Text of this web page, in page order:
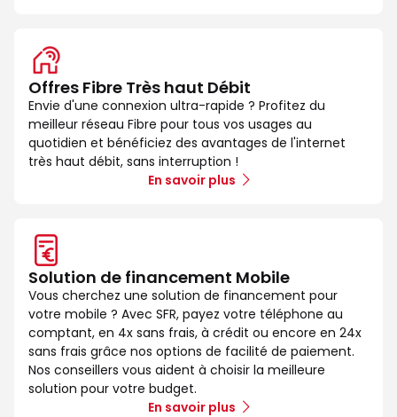
Offres Fibre Très haut Débit
Envie d'une connexion ultra-rapide ? Profitez du
meilleur réseau Fibre pour tous vos usages au
quotidien et bénéficiez des avantages de l'internet
très haut débit, sans interruption !
En savoir plus
Solution de financement Mobile
Vous cherchez une solution de financement pour
votre mobile ? Avec SFR, payez votre téléphone au
comptant, en 4x sans frais, à crédit ou encore en 24x
sans frais grâce nos options de facilité de paiement.
Nos conseillers vous aident à choisir la meilleure
solution pour votre budget.
En savoir plus